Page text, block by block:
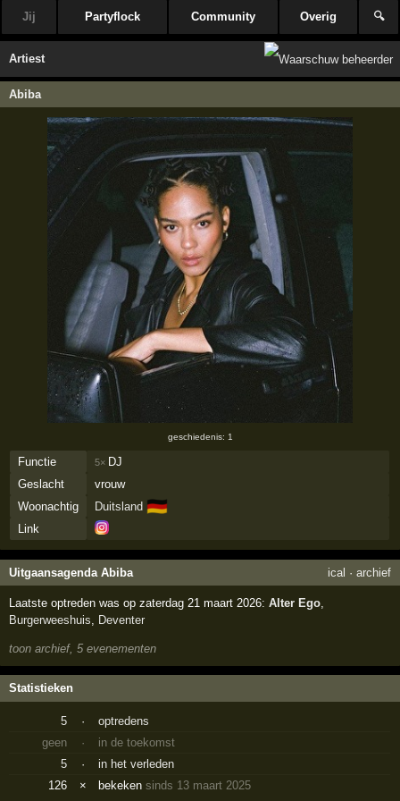
Jij Partyflock Community Overig 🔍
Artiest
Abiba
geschiedenis: 1
Functie 5× DJ
Geslacht
vrouw
Woonachtig
Duitsland 🇩🇪
Link
Uitgaansagenda Abiba ical · archief
Laatste optreden was op zaterdag 21 maart 2026:Alter Ego,
Burgerweeshuis, Deventer
toon archief, 5 evenementen
Statistieken
5 ·
optredens
geen
·
in de toekomst
5
·
in het verleden
126
× bekekensinds 13 maart 2025